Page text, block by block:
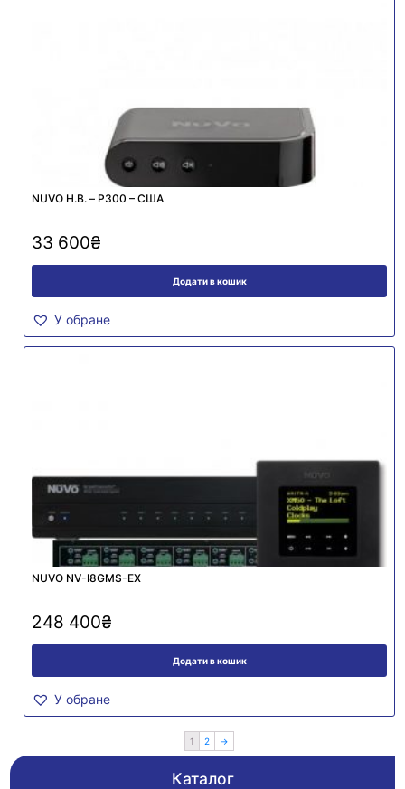
NUVO Н.В. – P300 – США
33 600₴
Додати в кошик
У обране
NUVO NV-I8GMS-EX
248 400₴
Додати в кошик
У обране
1 2 →
Каталог